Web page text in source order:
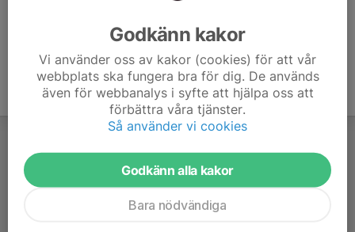
Godkänn kakor
Vi använder oss av kakor (cookies) för att vår
webbplats ska fungera bra för dig. De används
även för webbanalys i syfte att hjälpa oss att
förbättra våra tjänster.
Så använder vi cookies
Godkänn alla kakor
Bara nödvändiga